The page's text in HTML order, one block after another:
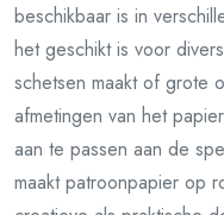
beschikbaar is in
het geschikt is voor
schetsen maakt of grote
afmetingen van het
aan te passen aan de
maakt patroonpapier op